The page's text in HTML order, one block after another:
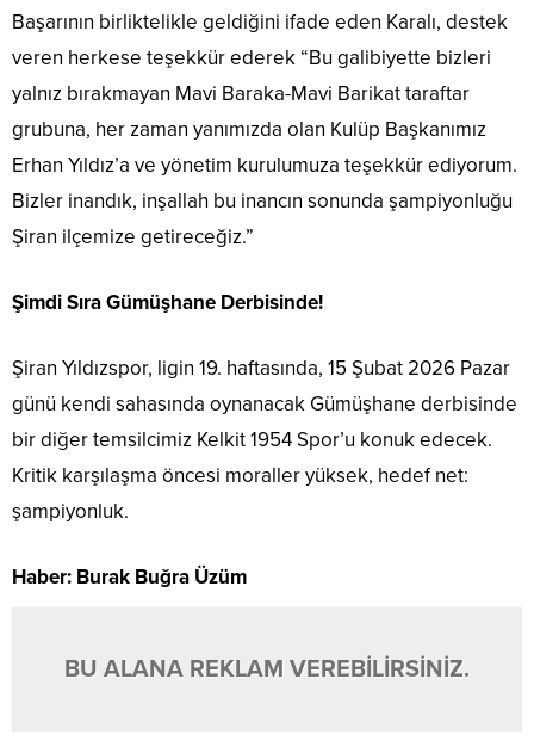
Başarının birliktelikle geldiğini ifade eden Karalı, destek
veren herkese teşekkür ederek “Bu galibiyette bizleri
yalnız bırakmayan Mavi Baraka-Mavi Barikat taraftar
grubuna, her zaman yanımızda olan Kulüp Başkanımız
Erhan Yıldız’a ve yönetim kurulumuza teşekkür ediyorum.
Bizler inandık, inşallah bu inancın sonunda şampiyonluğu
Şiran ilçemize getireceğiz.”
Şimdi Sıra Gümüşhane Derbisinde!
Şiran Yıldızspor, ligin 19. haftasında, 15 Şubat 2026 Pazar
günü kendi sahasında oynanacak Gümüşhane derbisinde
bir diğer temsilcimiz Kelkit 1954 Spor’u konuk edecek.
Kritik karşılaşma öncesi moraller yüksek, hedef net:
şampiyonluk.
Haber: Burak Buğra Üzüm
BU ALANA REKLAM VEREBİLİRSİNİZ.